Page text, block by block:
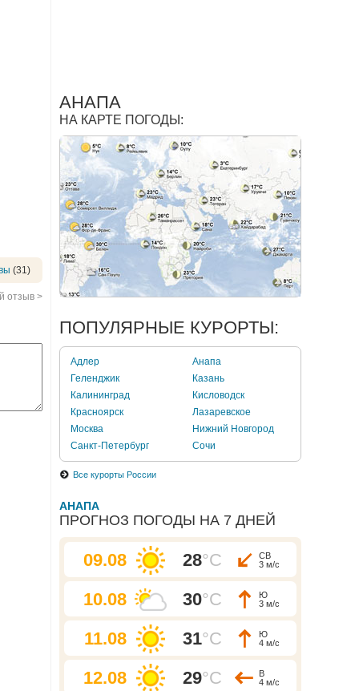
(31)
отзыв >
АНАПА
НА КАРТЕ ПОГОДЫ:
ПОПУЛЯРНЫЕ КУРОРТЫ:
Адлер
Анапа
Геленджик
Казань
Калининград
Кисловодск
Красноярск
Лазаревское
Москва
Нижний Новгород
Санкт-Петербург
Сочи
Все курорты России
АНАПА
ПРОГНОЗ ПОГОДЫ НА 7 ДНЕЙ
09.08 28°C
СВ
3 м/с
10.08 30°C
Ю
3 м/с
11.08 31°C
Ю
4 м/с
12.08 29°C
В
4 м/с